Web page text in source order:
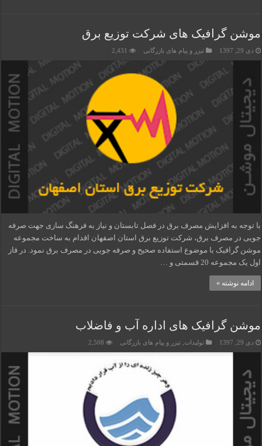
موشن گرافیک های شرکت توزیع برق
دی 29, 1397 تیزر و پیام های بازرگانی 2,431
با توجه به افزایش مصرف برق در فصل تابستان و نیاز به فرهنگ سازی جهت صرفه
جویی در مصرف برق، شرکت توزیع برق استان اصفهان اقدام به ساخت مجموعه
موشن گرافیک با موضوع استفاده صحیح و صرفه جویی در مصرف برق نمود. در فاز
اول یک مجموعه 20 قسمتی و …
ادامه نوشته »
موشن گرافیک های اداره آب و فاضلاب
دی 29, 1397 تولیدات ,تیزر و پیام های بازرگانی 2,508